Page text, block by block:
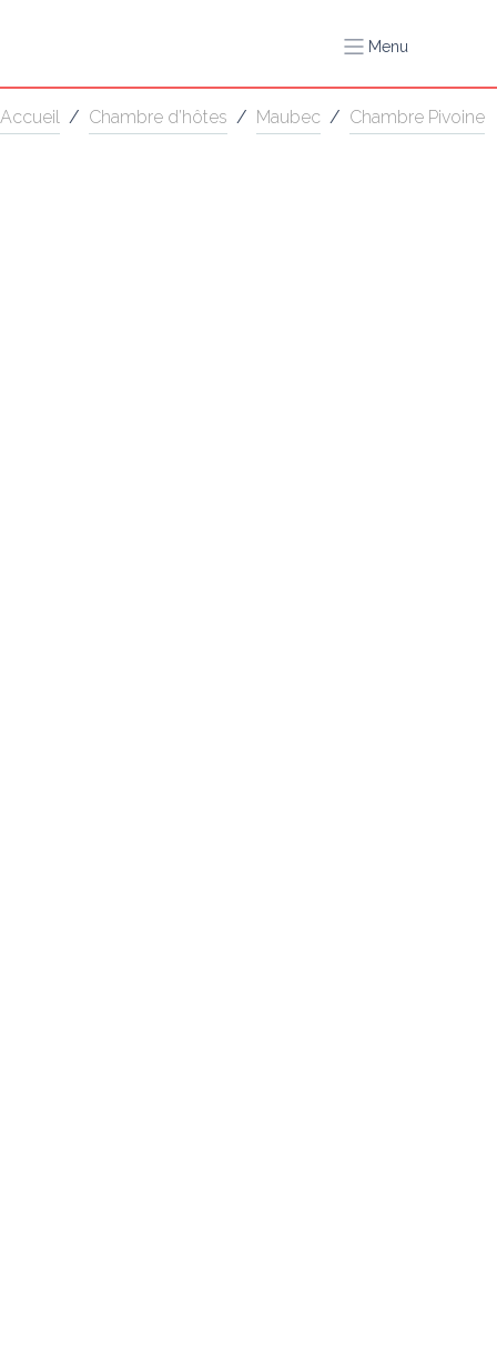
Menu
Accueil / Chambre d’hôtes / Maubec / Chambre Pivoine